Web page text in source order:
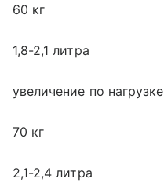
60 кг
1,8-2,1 литра
увеличение по нагрузке
70 кг
2,1-2,4 литра